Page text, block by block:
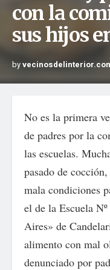
con la
sus hijos
by
No es la primera
de padres por la
las escuelas.
pasado de
mala condiciones
el de la Escuela
Aires» de
alimento con mal
denunciado por